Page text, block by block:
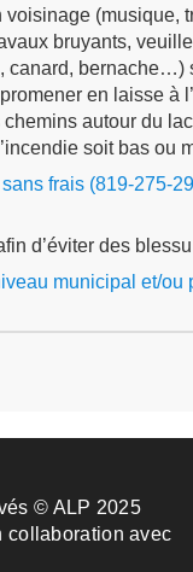
bruyants,
canard, bernache…)
en laisse à
autour du
soit bas
frais (819-275-
d’éviter des
municipal et/ou
© ALP 2025
collaboration avec